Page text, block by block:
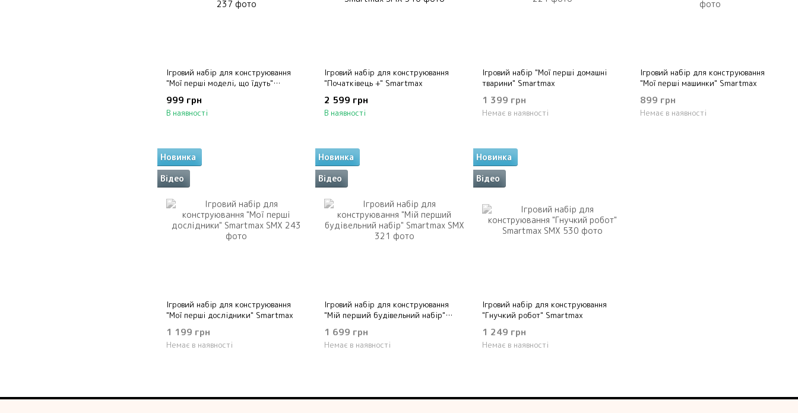
Ігровий набір для конструювання
"Мої перші моделі, що їдуть"
999 грн
В наявності
Ігровий набір для конструювання
"Початківець +" Smartmax
2 599 грн
В наявності
Ігровий набір "Мої перші домашні
тварини" Smartmax
1 399 грн
Немає в наявності
Ігровий набір для конструювання
"Мої перші машинки" Smartmax
899 грн
Немає в наявності
Новинка
Відео
Ігровий набір для конструювання
"Мої перші дослідники" Smartmax
1 199 грн
Немає в наявності
Новинка
Відео
Ігровий набір для конструювання
"Мій перший будівельний набір"
1 699 грн
Немає в наявності
Новинка
Відео
Ігровий набір для конструювання
"Гнучкий робот" Smartmax
1 249 грн
Немає в наявності